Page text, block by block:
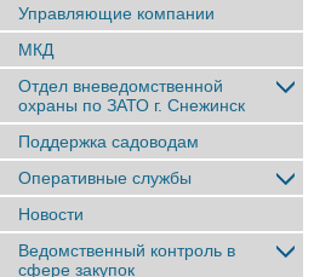
Управляющие компании
МКД
Отдел вневедомственной
охраны по ЗАТО г. Снежинск
Поддержка садоводам
Оперативные службы
Новости
Ведомственный контроль в
сфере закупок